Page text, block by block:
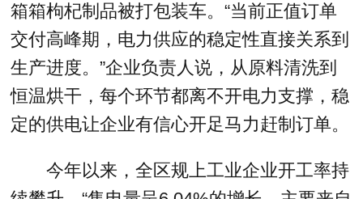
箱箱枸杞制品被打包装车。“当前正值订单
交付高峰期，电力供应的稳定性直接关系到
生产进度。”企业负责人说，从原料清洗到
恒温烘干，每个环节都离不开电力支撑，稳
定的供电让企业有信心开足马力赶制订单。
今年以来，全区规上工业企业开工率持